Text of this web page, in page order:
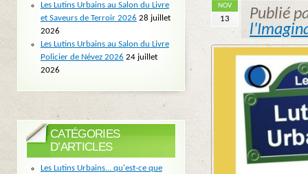
NOV
13
Publié
Les Lutins Urbains au Salon du Livre
et Saveurs de Terroir 2026 28 juillet
2026
Les Lutins Urbains au Salon du Livre
Policier de Névez 2026 24 juillet
2026
CATÉGORIES
D’ARTICLES
Les Lutins Urbains… qu'est-ce que